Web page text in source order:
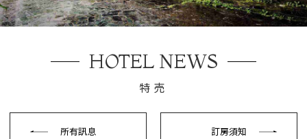
HOTEL NEWS
特売
所有訊息 訂房須知